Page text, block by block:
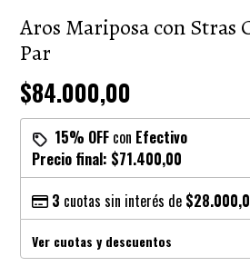
Aros Mariposa con Stras
Par
$84.000,00
15% OFF con Efectivo
Precio final: $71.400,00
3 cuotas sin interés de
Ver cuotas y descuentos